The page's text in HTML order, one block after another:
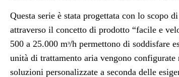
Questa serie è stata progettata con lo scopo
attraverso il concetto di prodotto “facile e
500 a 25.000 mᵌ/h permettono di
unità di trattamento aria vengono
soluzioni personalizzate a seconda delle